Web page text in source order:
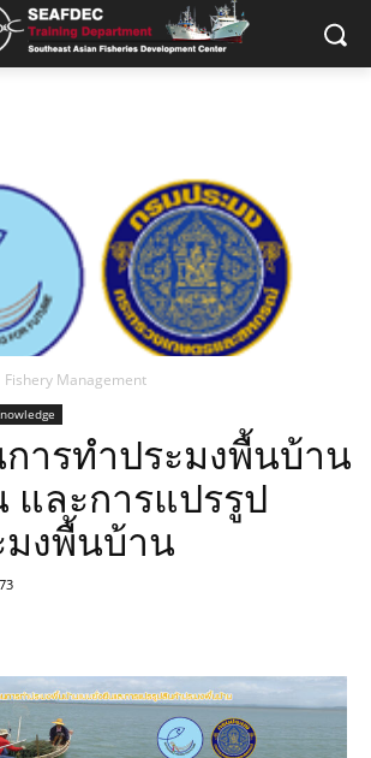
Fishery Management
ารทำประมงพื้นบ้าน
และการแปรรูป
งพื้นบ้าน